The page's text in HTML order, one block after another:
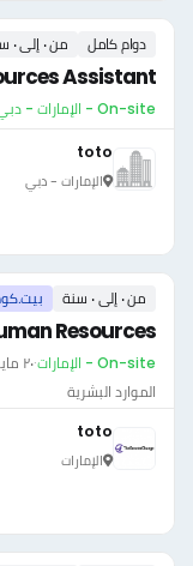
دوام كامل من ٠ إلى ٠ سنة
Assistant
On-site - الإمارات - دبي
toto
الإمارات - دبي
من ٠ إلى ٠ سنة
Resources
On-site - الإمارات ·٢٠ مايو ٢٠٢٦
الموارد البشرية
toto
الإمارات